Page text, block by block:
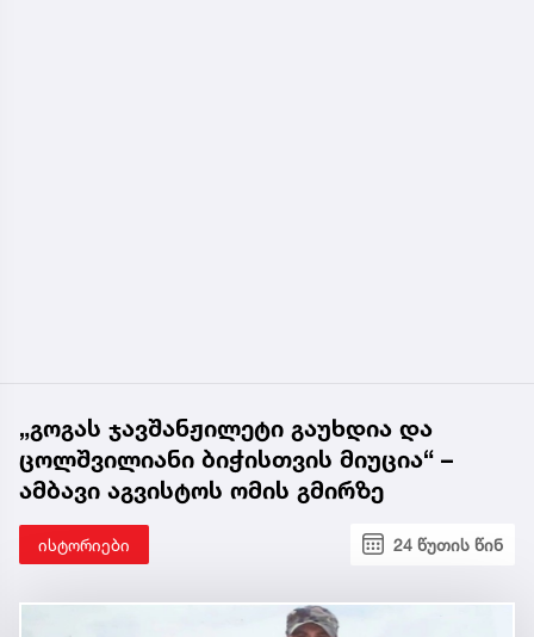
„გოგას ჯავშანჟილეტი გაუხდია და
ცოლშვილიანი ბიჭისთვის მიუცია“ –
ამბავი აგვისტოს ომის გმირზე
ისტორიები 24 წუთის წინ